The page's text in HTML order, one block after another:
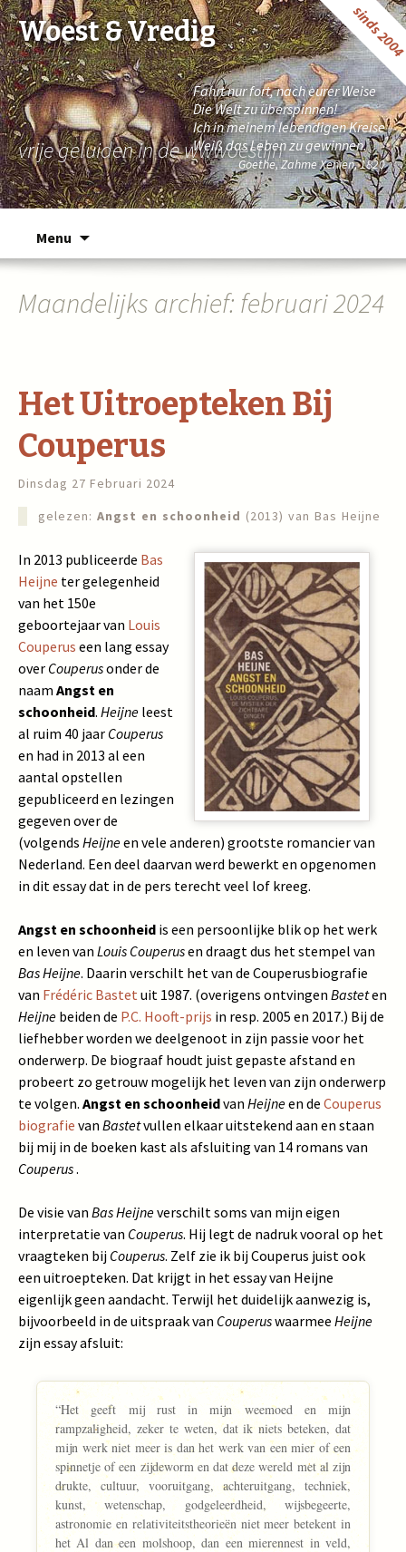
sinds
Fahrt nur fort, nach eurer Weise
Die Welt zu überspinnen!
Ich in meinem lebendigen Kreise
Weiß das Leben zu gewinnen.
Goethe, Zahme Xenien, 1820
Woest & Vredig
vrije geluiden in de wwwoestijn
Menu
Maandelijks archief: februari 2024
Het Uitroepteken Bij
Couperus
Dinsdag 27 Februari 2024
gelezen: Angst en schoonheid (2013) van Bas Heijne
In 2013 publiceerde Bas
Heijne ter gelegenheid
van het 150e
geboortejaar van Louis
Couperus een lang essay
over Couperusonder de
naam Angst en
schoonheid. Heijne leest
al ruim 40 jaar Couperus
en had in 2013 al een
aantal opstellen
gepubliceerd en lezingen
gegeven over de
(volgends Heijneen vele anderen) grootste romancier van
Nederland. Een deel daarvan werd bewerkt en opgenomen
in dit essay dat in de pers terecht veel lof kreeg.
Angst en schoonheid is een persoonlijke blik op het werk
en leven van Louis Couperusen draagt dus het stempel van
Bas Heijne. Daarin verschilt het van de Couperusbiografie
van Frédéric Bastet uit 1987. (overigens ontvingen Basteten
Heijne beiden de P.C. Hooft-prijs in resp. 2005 en 2017.) Bij de
liefhebber worden we deelgenoot in zijn passie voor het
onderwerp. De biograaf houdt juist gepaste afstand en
probeert zo getrouw mogelijk het leven van zijn onderwerp
te volgen. Angst en schoonheidvan Heijneen de Couperus
biografie van Bastetvullen elkaar uitstekend aan en staan
bij mij in de boeken kast als afsluiting van 14 romans van
Couperus.
De visie van Bas Heijneverschilt soms van mijn eigen
interpretatie van Couperus. Hij legt de nadruk vooral op het
vraagteken bij Couperus. Zelf zie ik bij Couperus juist ook
een uitroepteken. Dat krijgt in het essay van Heijne
eigenlijk geen aandacht. Terwijl het duidelijk aanwezig is,
bijvoorbeeld in de uitspraak van Couperuswaarmee Heijne
zijn essay afsluit:
“Het geeft mij rust in mijn weemoed en mijn
rampzaligheid, zeker te weten, dat ik niets beteken, dat
mijn werk niet meer is dan het werk van een mier of een
spinnetje of een zijdeworm en dat deze wereld met al zijn
drukte, cultuur, vooruitgang, achteruitgang, techniek,
kunst, wetenschap, godgeleerdheid, wijsbegeerte,
astronomie en relativiteitstheorieën niet meer betekent in
het Al dan een molshoop, dan een mierennest in veld,